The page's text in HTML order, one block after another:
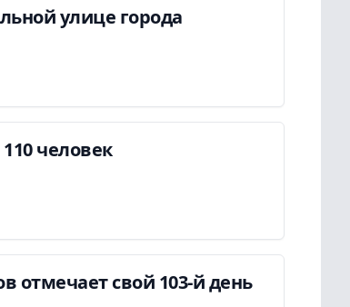
улице города
человек
свой 103-й день